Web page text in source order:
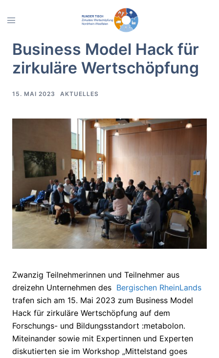
InhaltMenü
Business Model Hack für
zirkuläre Wertschöpfung
15. MAI 2023 AKTUELLES
Zwanzig Teilnehmerinnen und Teilnehmer aus
dreizehn Unternehmen des Bergischen RheinLands
trafen sich am 15. Mai 2023 zum Business Model
Hack für zirkuläre Wertschöpfung auf dem
Forschungs- und Bildungsstandort :metabolon.
Miteinander sowie mit Expertinnen und Experten
diskutierten sie im Workshop „Mittelstand goes